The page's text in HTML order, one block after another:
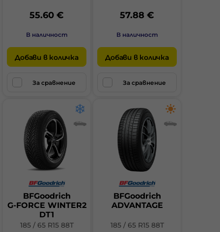
55.60 €
В наличност
Добави в количка
За сравнение
57.88 €
В наличност
Добави в количка
За сравнение
BFGoodrich
G-FORCE WINTER2
DT1
185 / 65 R15 88T
BFGoodrich
ADVANTAGE
185 / 65 R15 88T